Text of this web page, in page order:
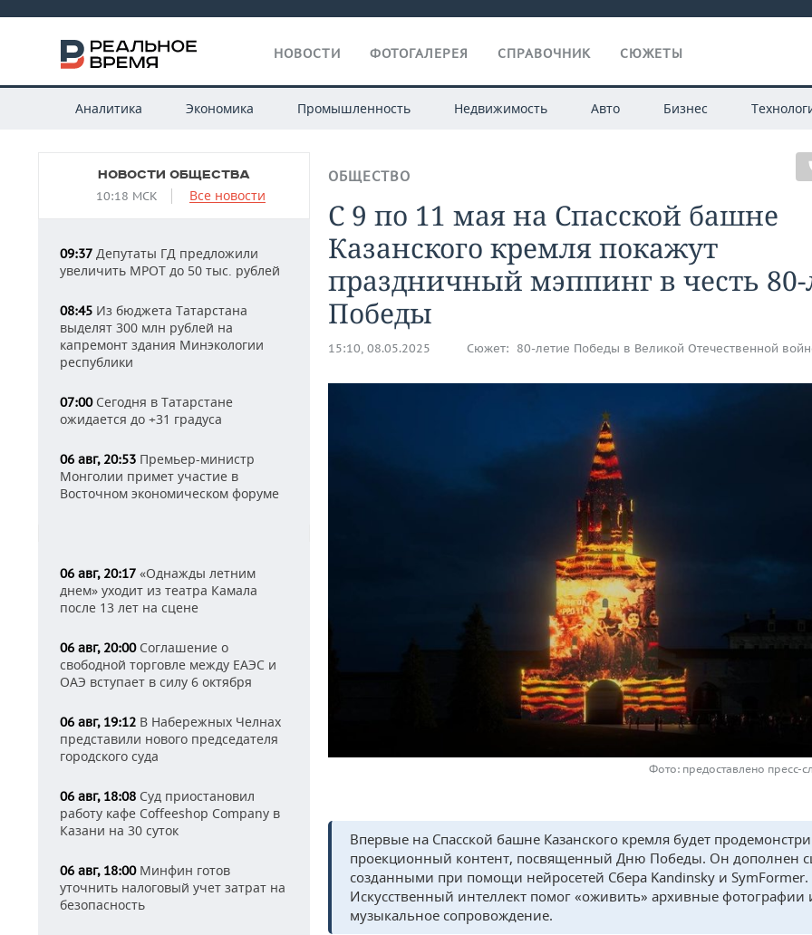
НОВОСТИ ФОТОГАЛЕРЕЯ СПРАВОЧНИК СЮЖЕТЫ
Аналитика Экономика Промышленность Недвижимость Авто Бизнес
НОВОСТИ ОБЩЕСТВА
10:18 МСК Все новости
09:37 Депутаты ГД предложили
увеличить МРОТ до 50 тыс. рублей
08:45 Из бюджета Татарстана
выделят 300 млн рублей на
капремонт здания Минэкологии
республики
07:00Сегодня в Татарстане
ожидается до +31 градуса
06 авг, 20:53 Премьер-министр
Монголии примет участие в
Восточном экономическом форуме
06 авг, 20:17 «Однажды летним
днем» уходит из театра Камала
после 13 лет на сцене
06 авг, 20:00Соглашение о
свободной торговле между ЕАЭС и
ОАЭ вступает в силу 6 октября
06 авг, 19:12 В Набережных Челнах
представили нового председателя
городского суда
06 авг, 18:08 Суд приостановил
работу кафе Coffeeshop Company в
Казани на 30 суток
06 авг, 18:00Минфин готов
уточнить налоговый учет затрат на
безопасность
ОБЩЕСТВО
С 9 по 11 мая на Спасской башне
Казанского кремля покажут
праздничный мэппинг в честь 80-
Победы
15:10, 08.05.2025 Сюжет: 80-летие Победы в Великой Отечественной
Фото: предоставлено пресс-
Впервые на Спасской башне Казанского кремля будет
проекционный контент, посвященный Дню Победы. Он дополнен
созданными при помощи нейросетей Сбера Kandinsky и SymFormer.
Искусственный интеллект помог «оживить» архивные фотографии
музыкальное сопровождение.